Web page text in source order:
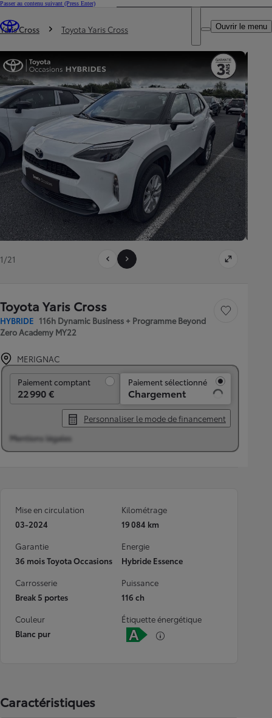
Passer au contenu suivant (Press Enter)
Trouvez un partenaire Toyota
DEALER NAME
Ouvrir le menu
Vous êtes ici
Yaris Cross Toyota Yaris Cross
1/21
Toyota Yaris Cross
HYBRIDE 116h Dynamic Business + Programme Beyond
Zero Academy MY22
Sauvegarder le
MERIGNAC
Paiement comptant
22 990 €
Paiement sélectionné
Chargement
Personnaliser le mode de financement
Mentions légales
Mise en circulation
03-2024
Kilométrage
19 084 km
Garantie
36 mois Toyota Occasions
Energie
Hybride Essence
Carrosserie
Break 5 portes
Puissance
116 ch
Couleur
Blanc pur
Étiquette énergétique
Caractéristiques